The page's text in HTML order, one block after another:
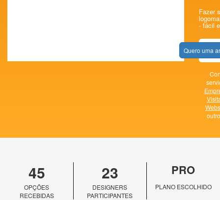
Fazer
- fácil
Quero uma
45
OPÇÕES
RECEBIDAS
23
DESIGNERS
PARTICIPANTES
PRO
PLANO ESCOLHIDO